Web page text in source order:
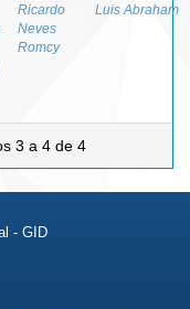
Ricardo
Neves
Romcy
Luis Abraham
3 a 4 de 4
- GID